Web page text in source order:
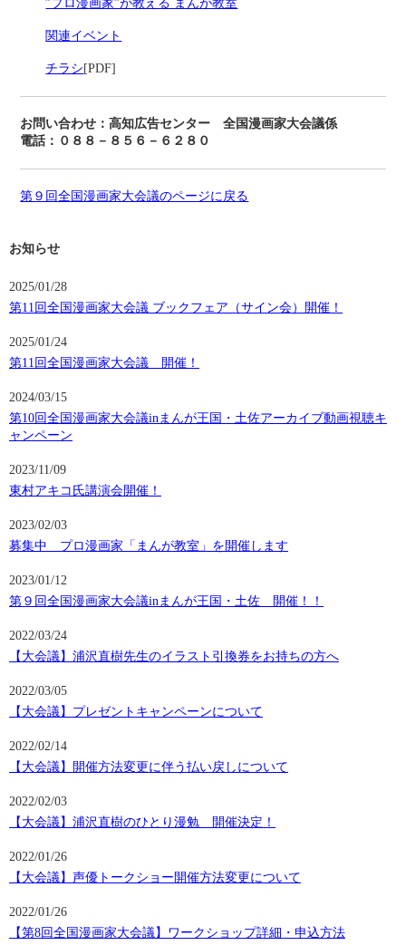
関連イベント
チラシ[PDF]
お問い合わせ：高知広告センター 全国漫画家大会議係
電話：０８８－８５６－６２８０
第９回全国漫画家大会議のページに戻る
お知らせ
2025/01/28
第11回全国漫画家大会議 ブックフェア（サイン会）開催！
2025/01/24
第11回全国漫画家大会議 開催！
2024/03/15
第10回全国漫画家大会議inまんが王国・土佐アーカイブ動画視聴キ
ャンペーン
2023/11/09
東村アキコ氏講演会開催！
2023/02/03
募集中 プロ漫画家「まんが教室」を開催します
2023/01/12
第９回全国漫画家大会議inまんが王国・土佐 開催！！
2022/03/24
【大会議】浦沢直樹先生のイラスト引換券をお持ちの方へ
2022/03/05
【大会議】プレゼントキャンペーンについて
2022/02/14
【大会議】開催方法変更に伴う払い戻しについて
2022/02/03
【大会議】浦沢直樹のひとり漫勉 開催決定！
2022/01/26
【大会議】声優トークショー開催方法変更について
2022/01/26
【第8回全国漫画家大会議】ワークショップ詳細・申込方法